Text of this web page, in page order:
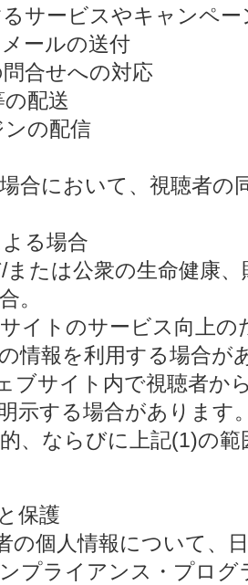
サービスやキャンペ
ールの送付
合せへの対応
配送
の配信
合において、視聴者の
る場合
または公衆の生命健康
。
イトのサービス向上
情報を利用する場合が
ブサイト内で視聴者か
示する場合があります
、ならびに上記(1)の
保護
の個人情報について、
プライアンス・プロ